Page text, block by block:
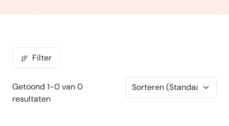
Filter
Getoond 1-0 van 0
resultaten